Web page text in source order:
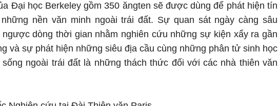
Đại học Berkeley gồm 350 ăngten sẽ được dùng để phát hiện tín
nền văn minh ngoài trái đất. Sự quan sát ngày càng sâu
dòng thời gian nhằm nghiên cứu những sự kiện xẩy ra gần
và sự phát hiện những siêu địa cầu cùng những phân tử sinh học
sống ngoài trái đất là những thách thức đối với các nhà thiên văn